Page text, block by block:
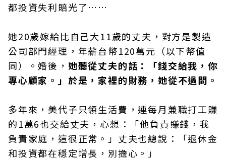
都投資失利賠光了……
她20歲嫁給比自己大11歲的丈夫，對方是製造
公司部門經理，年薪台幣120萬元（以下幣值
同）。婚後， 她聽從丈夫的話：「錢交給我，你
專心顧家。」於是，家裡的財務，她從不過問。
多年來，美代子只領生活費，連每月兼職打工賺
的1萬6也交給丈夫，心想：「他負責賺錢，我
負責家庭，這很正常。」丈夫也總說：「退休金
和投資都在穩定增長，別擔心。」